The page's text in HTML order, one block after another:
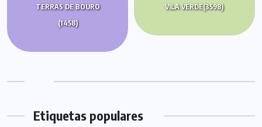
TERRAS DE BOURO
(1458)
VILA VERDE(3598)
Etiquetas populares